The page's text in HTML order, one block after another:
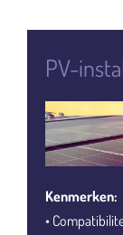
PV-
Kenmerken:
•